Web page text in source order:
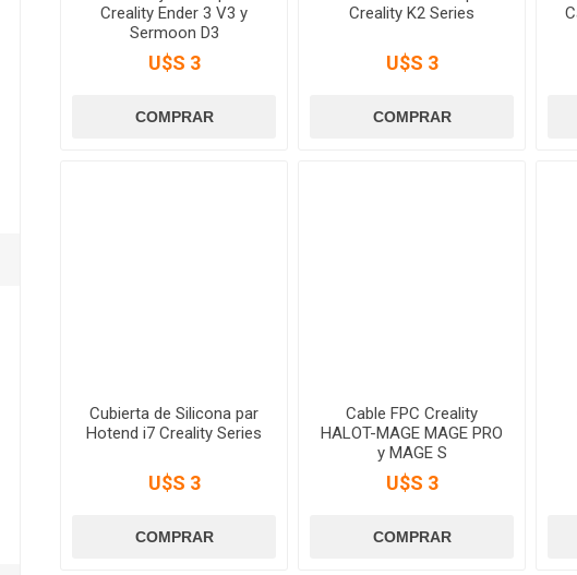
Creality Ender 3 V3 y
Sermoon D3
U$S 3
Creality K2 Series
U$S 3
Cubierta de Silicona par
Hotend i7 Creality Series
U$S 3
Cable FPC Creality
HALOT-MAGE MAGE PRO
y MAGE S
U$S 3